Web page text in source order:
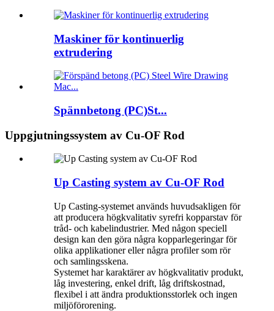
Maskiner för kontinuerlig
extrudering
Spännbetong (PC)St...
Uppgjutningssystem av Cu-OF Rod
Up Casting system av Cu-OF Rod
Up Casting-systemet används huvudsakligen för
att producera högkvalitativ syrefri kopparstav för
tråd- och kabelindustrier. Med någon speciell
design kan den göra några kopparlegeringar för
olika applikationer eller några profiler som rör
och samlingsskena.
Systemet har karaktärer av högkvalitativ produkt,
låg investering, enkel drift, låg driftskostnad,
flexibel i att ändra produktionsstorlek och ingen
miljöförorening.